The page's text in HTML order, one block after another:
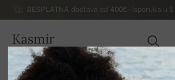
BESPLATNA dostava od 400€ - Isporuka u
Kasmir
HRVATSKA
Kuća
Luksuzni muški džemperi od kašmira